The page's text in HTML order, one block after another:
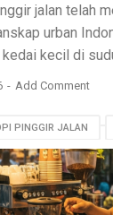
jalan telah
urban
kecil di
Add Comment
PINGGIR JALAN
SETIA